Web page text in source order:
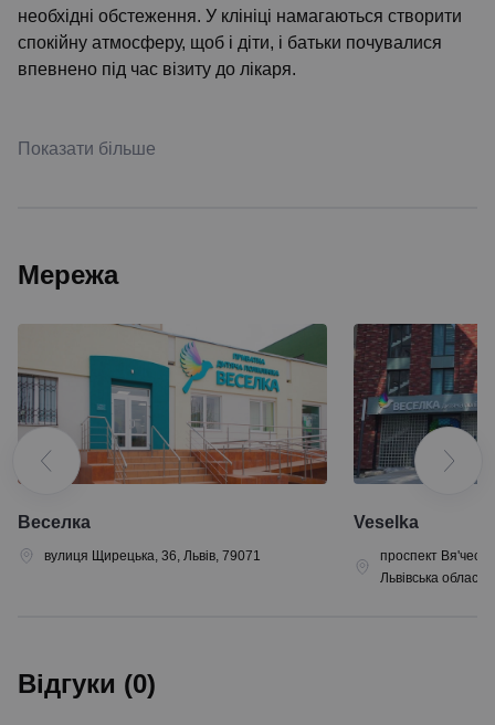
необхідні обстеження. У клініці намагаються створити
спокійну атмосферу, щоб і діти, і батьки почувалися
впевнено під час візиту до лікаря.
Показати більше
Мережа
Веселка
вулиця Щирецька, 36, Львів, 79071
Veselka
проспект
Львівська
Відгуки (0)